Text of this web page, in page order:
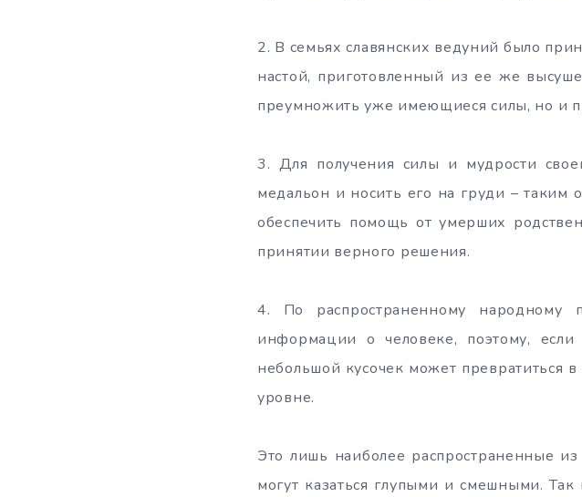
2. В семьях славянских ведуний было
настой, приготовленный из ее же
преумножить уже имеющиеся силы, но и
3. Для получения силы и мудрости
медальон и носить его на груди –
обеспечить помощь от умерших
принятии верного решения.
4. По распространенному народному
информации о человеке, поэтому,
небольшой кусочек может превратиться
уровне.
Это лишь наиболее распространенные
могут казаться глупыми и смешными.